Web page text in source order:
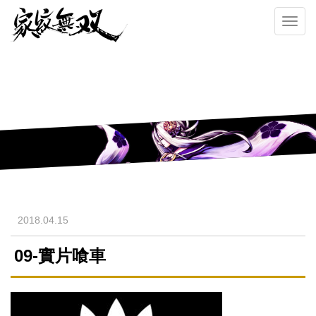
2018.04.15
09-實片喰車